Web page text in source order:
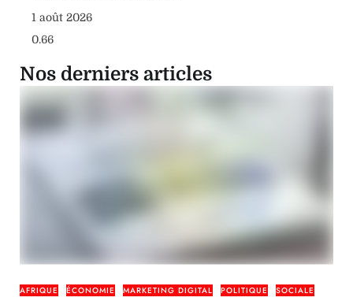
1 août 2026
Nos derniers articles
AFRIQUE ÉCONOMIE MARKETING DIGITAL POLITIQUE SOCIALE